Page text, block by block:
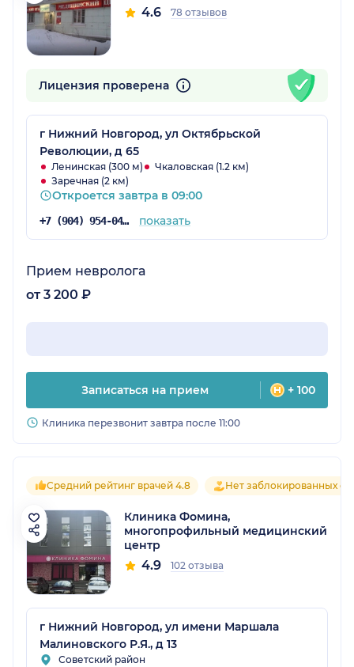
4.6 78 отзывов
Лицензия проверена
г Нижний Новгород, ул Октябрьской
Революции, д 65
Ленинская (300 м)
Чкаловская (1.2 км)
Заречная (2 км)
Откроется завтра в 09:00
+7 (904) 954-04-36 показать
Прием невролога
от 3 200 ₽
Записаться на прием + 100
Клиника перезвонит завтра после 11:00
Средний рейтинг врачей 4.8 Нет заблокированных
Клиника Фомина,
многопрофильный медицинский
центр
4.9 102 отзыва
г Нижний Новгород, ул имени Маршала
Малиновского Р.Я., д 13
Советский район